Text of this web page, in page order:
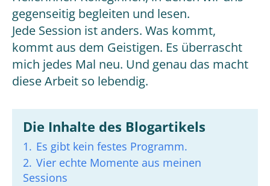
gegenseitig begleiten und lesen.
Jede Session ist anders. Was kommt,
kommt aus dem Geistigen. Es überrascht
mich jedes Mal neu. Und genau das macht
diese Arbeit so lebendig.
Die Inhalte des Blogartikels
1. Es gibt kein festes Programm.
2. Vier echte Momente aus meinen
Sessions